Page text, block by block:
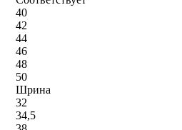
40
42
44
46
48
50
Шрина
32
34,5